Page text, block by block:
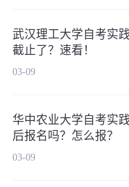
武汉理工大学自考实
截止了？速看！
03-09
华中农业大学自考实
后报名吗？怎么报？
03-09